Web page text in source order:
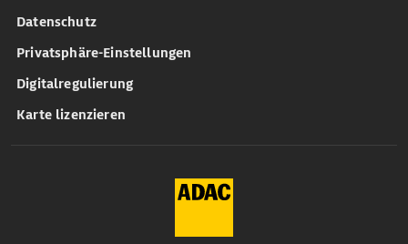
Datenschutz
Privatsphäre-Einstellungen
Digitalregulierung
Karte lizenzieren